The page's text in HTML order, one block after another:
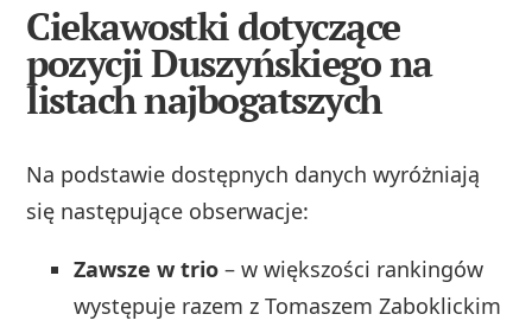
Ciekawostki dotyczące
pozycji Duszyńskiego na
listach najbogatszych
Na podstawie dostępnych danych wyróżniają
się następujące obserwacje:
Zawsze w trio – w większości rankingów
występuje razem z Tomaszem Zaboklickim